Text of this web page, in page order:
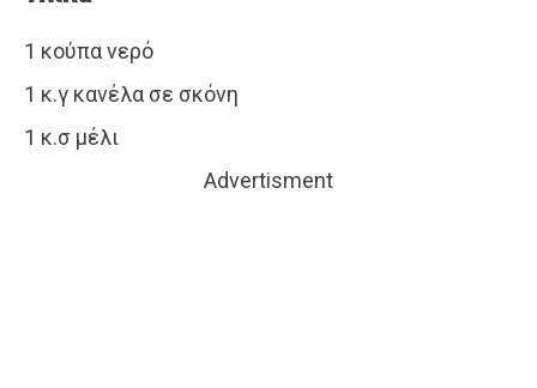
1 κούπα νερό
1 κ.γ κανέλα σε σκόνη
1 κ.σ μέλι
Advertisment